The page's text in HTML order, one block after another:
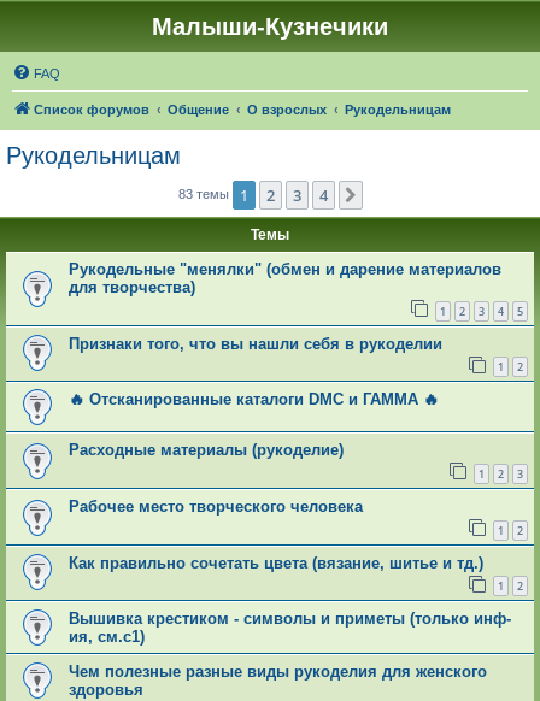
Малыши-Кузнечики
FAQ
Список форумов Общение О взрослых Рукодельницам
Рукодельницам
83 темы 1 2 3 4
Темы
Рукодельные "менялки" (обмен и дарение материалов
для творчества)
1 2 3 4 5
Признаки того, что вы нашли себя в рукоделии
1 2
🔥 Отсканированные каталоги DMC и ГАММА 🔥
Расходные материалы (рукоделие)
1 2 3
Рабочее место творческого человека
1 2
Как правильно сочетать цвета (вязание, шитье и тд.)
1 2
Вышивка крестиком - символы и приметы (только инф-
ия, см.с1)
Чем полезные разные виды рукоделия для женского
здоровья